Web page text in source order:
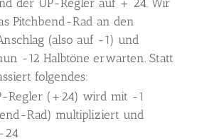
Pitchbend-Rad an den
(also auf -1) und
-12 Halbtöne erwarten. Statt
folgendes:
Regler (+24) wird mit -1
Rad) multipliziert und
24